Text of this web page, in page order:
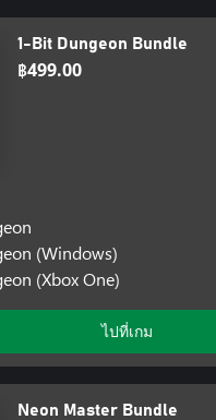
1-Bit Dungeon Bundle
฿499.00
(Windows)
(Xbox One)
ไปที่เกม
Neon Master Bundle